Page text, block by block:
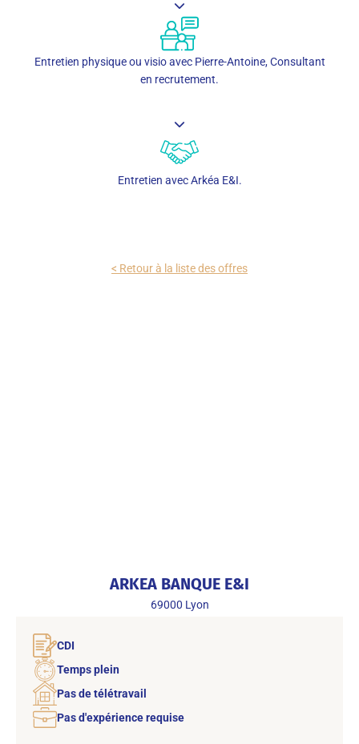
Entretien physique ou visio avec Pierre-Antoine, Consultant
en recrutement.
Entretien avec Arkéa E&I.
< Retour à la liste des offres
ARKEA BANQUE E&I
69000 Lyon
CDI
Temps plein
Pas de télétravail
Pas d'expérience requise